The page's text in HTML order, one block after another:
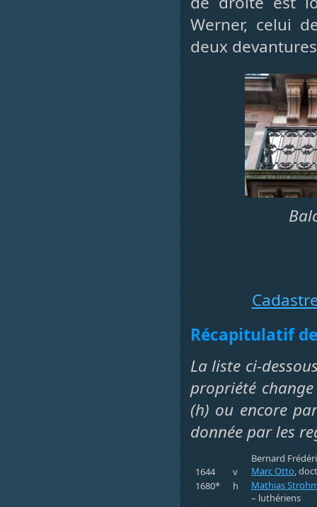
Werner, celui
deux
Récapitulatif
La liste ci-
propriété
(h) ou encore
donnée par les
Bernard
1644
v Marc Otto ,
1680*
h
Mathias
– luthériens